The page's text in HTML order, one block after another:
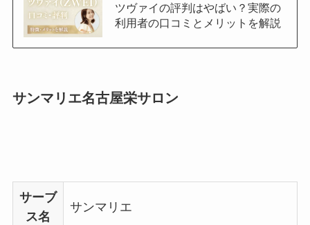
ツヴァイの評判はやばい？実際の
利用者の口コミとメリットを解説
サンマリエ名古屋栄サロン
サーブ
ス名
サンマリエ